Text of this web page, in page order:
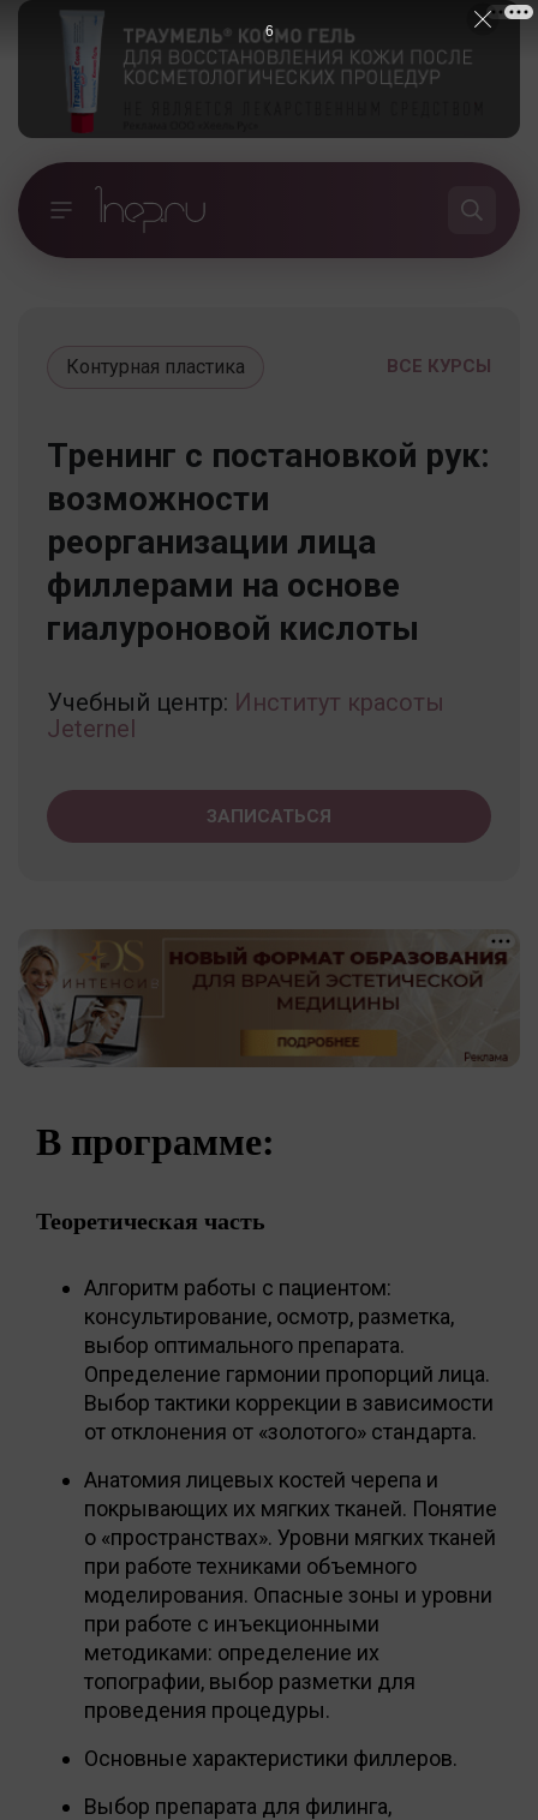
ВСЕ КУРСЫ
Контурная пластика
Тренинг с постановкой рук:
возможности
реорганизации лица
филлерами на основе
гиалуроновой кислоты
Учебный центр: Институт красоты
Jeternel
ЗАПИСАТЬСЯ
В программе:
Теоретическая часть
Алгоритм работы с пациентом:
консультирование, осмотр, разметка,
выбор оптимального препарата.
Определение гармонии пропорций лица.
Выбор тактики коррекции в зависимости
от отклонения от «золотого» стандарта.
Анатомия лицевых костей черепа и
покрывающих их мягких тканей. Понятие
о «пространствах». Уровни мягких тканей
при работе техниками объемного
моделирования. Опасные зоны и уровни
при работе с инъекционными
методиками: определение их
топографии, выбор разметки для
проведения процедуры.
Основные характеристики филлеров.
Выбор препарата для филинга,
5